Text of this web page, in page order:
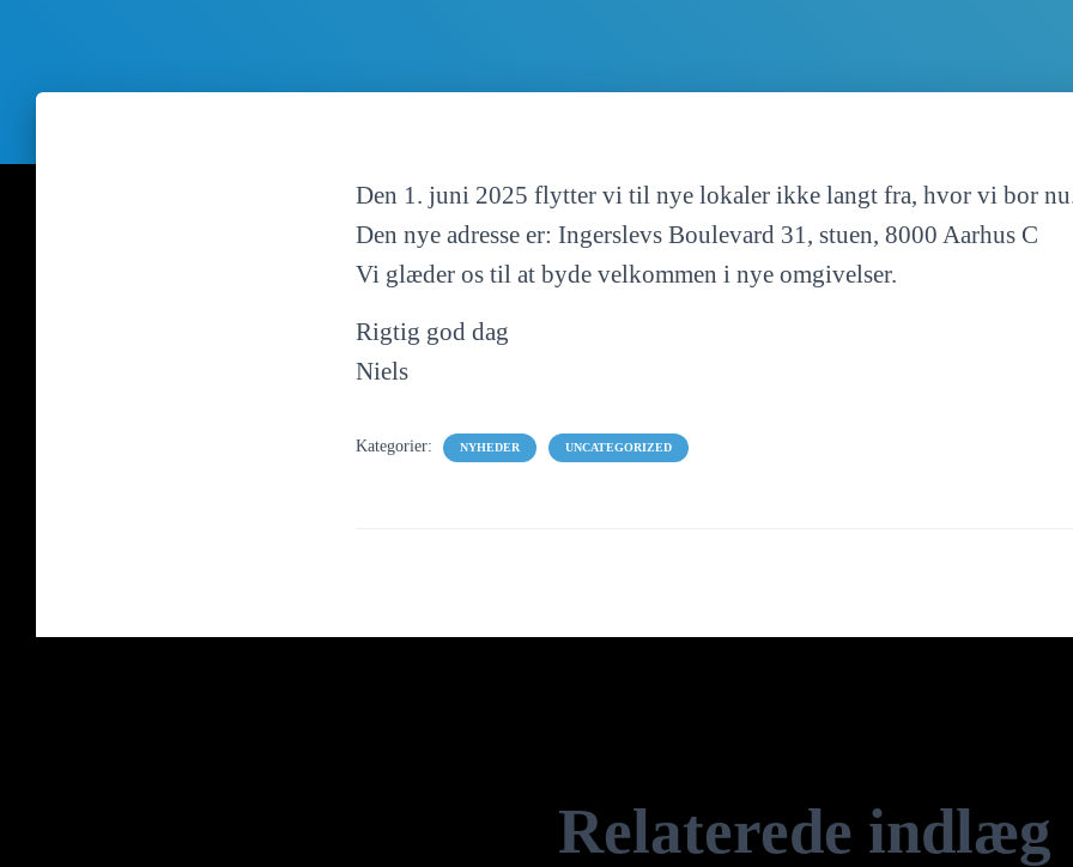
Den 1. juni 2025 flytter vi til nye lokaler ikke langt fra, hvor vi bor
Den nye adresse er: Ingerslevs Boulevard 31, stuen, 8000 Aarhus C
Vi glæder os til at byde velkommen i nye omgivelser.
Rigtig god dag
Niels
Kategorier: NYHEDER UNCATEGORIZED
Relaterede indlæg